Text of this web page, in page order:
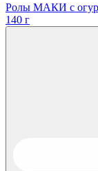
Ролы МАКИ с
140 г